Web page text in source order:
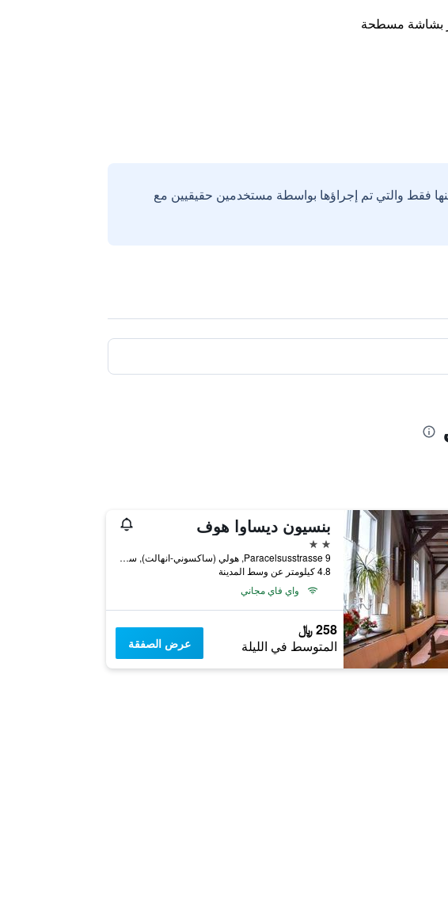
بشاشة مسطحة
فقط والتي تم إجراؤها بواسطة مستخدمين حقيقيين مع
بنسيون ديساوا هوف
2 نجمتين
Paracelsusstrasse 9, هولي (ساكسوني-انهالت), سكسونيا - أنهالت, ألمانيا
4.8 كيلومتر عن وسط المدينة
واي فاي مجاني
258 ﷼
المتوسط في الليلة عرض الصفقة